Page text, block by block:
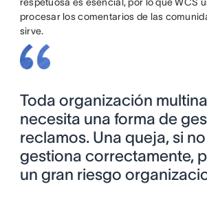
procesar los comentarios de las
sirve.
Toda organización
necesita una forma de
reclamos. Una queja, si
gestiona correctamente,
un gran riesgo